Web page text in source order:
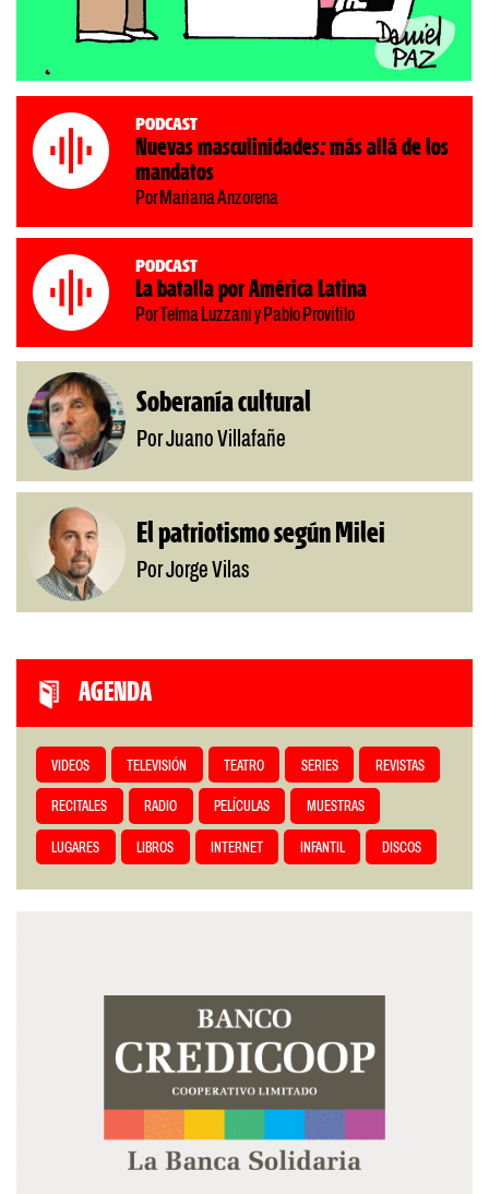
Podcast
Nuevas masculinidades: más allá de los
mandatos
Por Mariana Anzorena
Podcast
La batalla por América Latina
Por Telma Luzzani y Pablo Provitilo
Soberanía cultural
Por Juano Villafañe
El patriotismo según Milei
Por Jorge Vilas
AGENDA
VIDEOS TELEVISIÓN TEATRO SERIES REVISTAS
RECITALES RADIO PELÍCULAS MUESTRAS
LUGARES LIBROS INTERNET INFANTIL DISCOS